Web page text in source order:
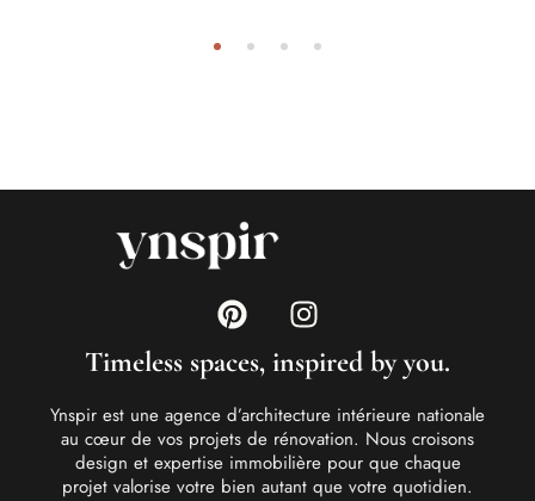
Timeless spaces, inspired by you.
Ynspir est une agence d’architecture intérieure nationale
au cœur de vos projets de rénovation. Nous croisons
design et expertise immobilière pour que chaque
projet valorise votre bien autant que votre quotidien.